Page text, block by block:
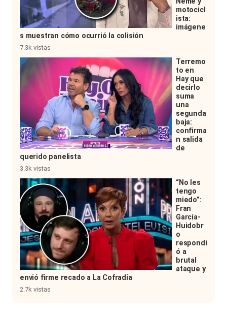
motocicl
ista:
imágene
s muestran cómo ocurrió la colisión
7.3k vistas
Terremo
to en
Hay que
decirlo
suma
una
segunda
baja:
confirma
n salida
de
querido panelista
3.3k vistas
“No les
tengo
miedo”:
Fran
García-
Huidobr
o
respondi
ó a
brutal
ataque y
envió firme recado a La Cofradía
2.7k vistas